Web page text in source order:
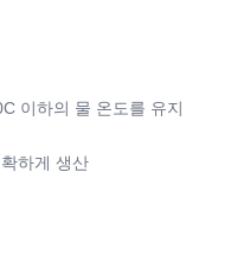
이하의 물 온도를 유지
하게 생산